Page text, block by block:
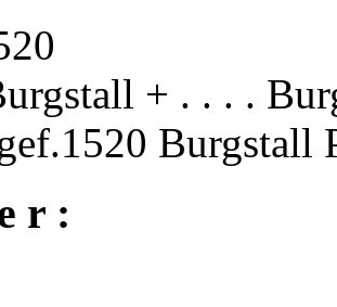
+ . . . .
Burgstall
r :